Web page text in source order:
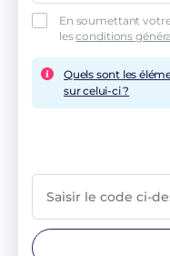
En soumettant
lesconditions
Quels sont les
sur celui-ci ?